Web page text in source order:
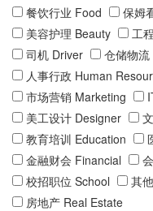
餐饮行业 Food
保姆
美容护理 Beauty
工
司机 Driver
仓储物
人事行政 Human
市场营销 Marketing
美工设计 Designer
教育培训 Education
金融财会 Financial
校招职位 School
其
房地产 Real Estate